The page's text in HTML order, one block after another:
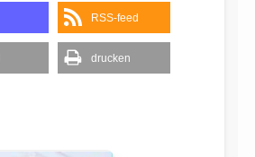
RSS-feed
drucken